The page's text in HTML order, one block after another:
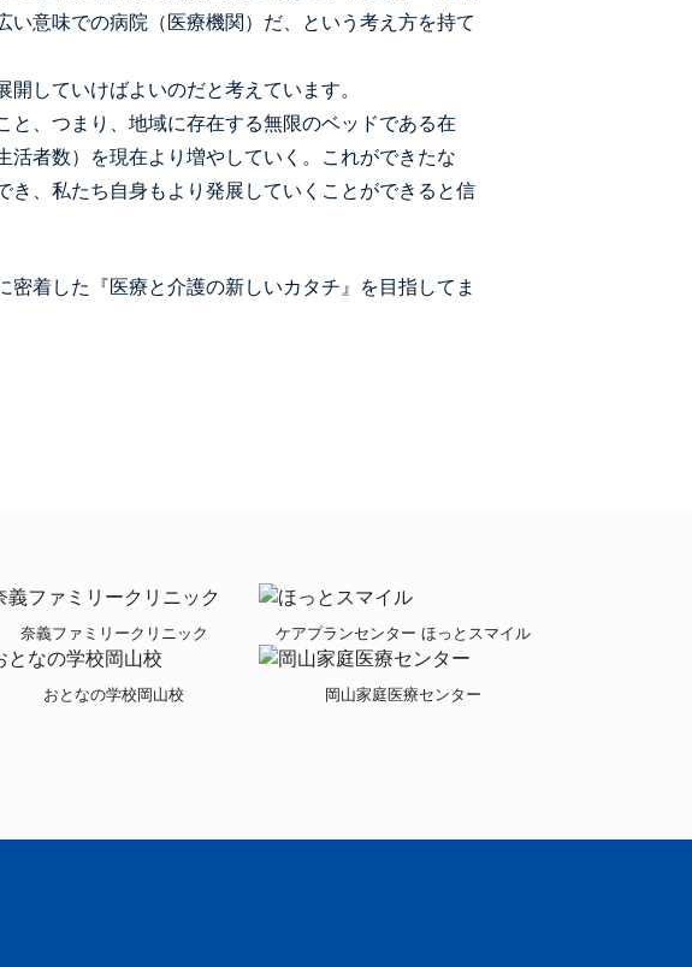
意味での病院（医療機関）だ、という考え方を持て
していけばよいのだと考えています。
、つまり、地域に存在する無限のベッドである在
者数）を現在より増やしていく。これができたな
、私たち自身もより発展していくことができると信
着した『医療と介護の新しいカタチ』を目指してま
奈義ファミリークリニック ケアプランセンター ほっとスマイル
おとなの学校岡山校 岡山家庭医療センター